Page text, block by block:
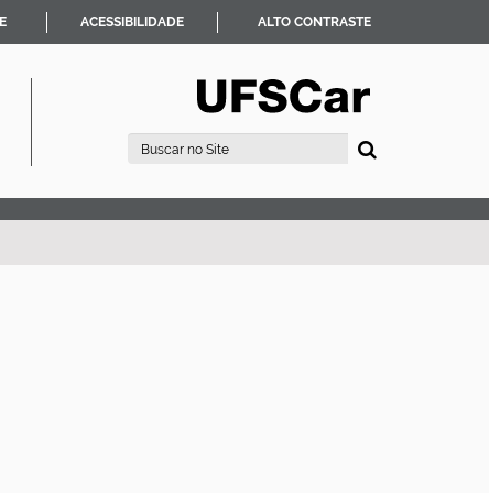
ACESSIBILIDADE ALTO CONTRASTE
Busca